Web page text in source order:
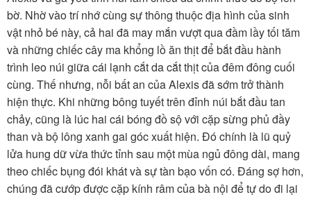
Kết nối VOV6
TÌM KIẾM
Vận hành bởi QI Corp
bờ. Nhờ vào trí nhớ cùng sự thông thuộc địa hình của sinh
vật nhỏ bé này, cả hai đã may mắn vượt qua đầm lầy tối tăm
và những chiếc cây ma khổng lồ ăn thịt để bắt đầu hành
trình leo núi giữa cái lạnh cắt da cắt thịt của đêm đông cuối
cùng. Thế nhưng, nỗi bất an của Alexis đã sớm trở thành
hiện thực. Khi những bông tuyết trên đỉnh núi bắt đầu tan
chảy, cũng là lúc hai cái bóng đồ sộ với cặp sừng phủ đầy
than và bộ lông xanh gai góc xuất hiện. Đó chính là lũ quỷ
lửa hung dữ vừa thức tỉnh sau một mùa ngủ đông dài, mang
theo chiếc bụng đói khát và sự tàn bạo vốn có. Đáng sợ hơn,
chúng đã cướp được cặp kính râm của bà nội để tự do đi lại